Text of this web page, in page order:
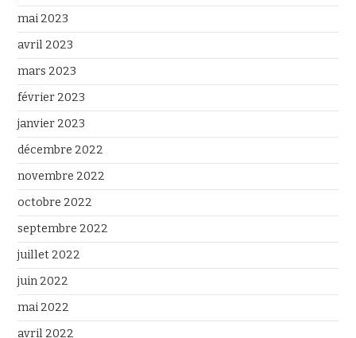
mai 2023
avril 2023
mars 2023
février 2023
janvier 2023
décembre 2022
novembre 2022
octobre 2022
septembre 2022
juillet 2022
juin 2022
mai 2022
avril 2022